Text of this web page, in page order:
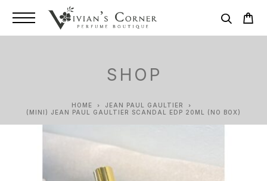
SHOP
HOME
JEAN PAUL GAULTIER
(MINI) JEAN PAUL GAULTIER SCANDAL EDP 20ML (NO BOX)